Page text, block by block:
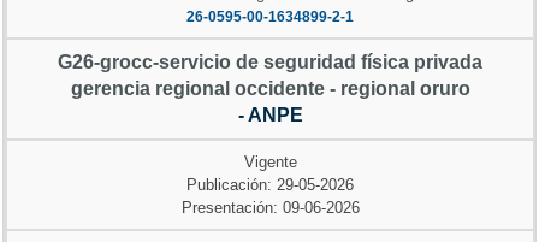
26-0595-00-1634899-2-1
G26-grocc-servicio de seguridad física privada
gerencia regional occidente - regional oruro
- ANPE
Vigente
Publicación: 29-05-2026
Presentación: 09-06-2026